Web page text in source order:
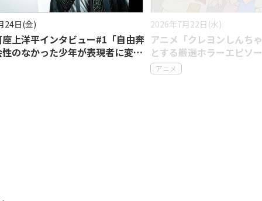
22日(水)
レヨンしんちゃん」大人もゾッ
ホラーエピソード5選
2026年7月17日(金)
声優・石川界人インタビ
役者像は、新人』という
アニメ